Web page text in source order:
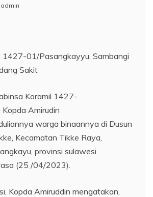
admin
1427-01/Pasangkayyu, Sambangi
Sakit
Koramil 1427-
Amirudin
warga binaannya di Dusun
Kecamatan Tikke Raya,
provinsi sulawesi
(25 /04/2023).
Kopda Amiruddin mengatakan,